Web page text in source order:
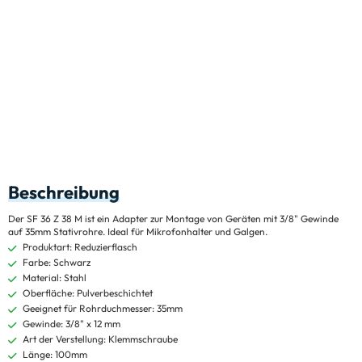
Beschreibung
Der SF 36 Z 38 M ist ein Adapter zur Montage von Geräten mit 3/8" Gewinde
auf 35mm Stativrohre. Ideal für Mikrofonhalter und Galgen.
Produktart: Reduzierflasch
Farbe: Schwarz
Material: Stahl
Oberfläche: Pulverbeschichtet
Geeignet für Rohrduchmesser: 35mm
Gewinde: 3/8" x 12 mm
Art der Verstellung: Klemmschraube
Länge: 100mm